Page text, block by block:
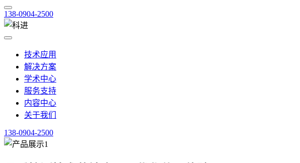
技术应用
解决方案
内容中心
关于我们
138-0904-2500
健康新闻
整理健康行业政策、医学资讯与科普内容，供行业人员查阅。